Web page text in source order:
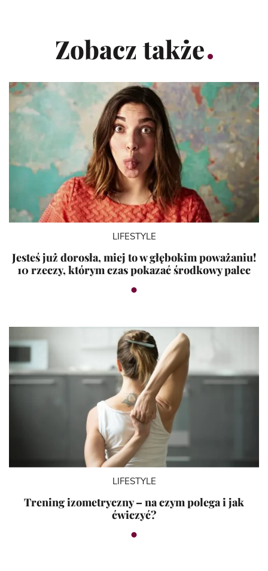
Zobacz także
LIFESTYLE
Jesteś już dorosła, miej to w głębokim poważaniu!
10 rzeczy, którym czas pokazać środkowy palec
LIFESTYLE
Trening izometryczny – na czym polega i jak
ćwiczyć?